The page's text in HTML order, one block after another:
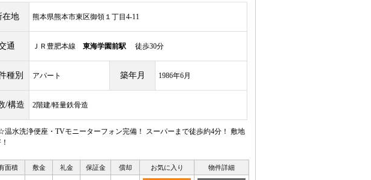
在地 熊本県熊本市東区御領１丁目4-11
通 ＪＲ豊肥本線 東海学園前駅 徒歩30分
種別 アパート 築年月 1986年6月
/構造 2階建/軽量鉄骨造
水洗浄便座・TVモニーターフォン完備！ スーパーまで徒歩約4分！ 敷地
面積 敷金 礼金 保証金 償却 お気に入り 物件詳細